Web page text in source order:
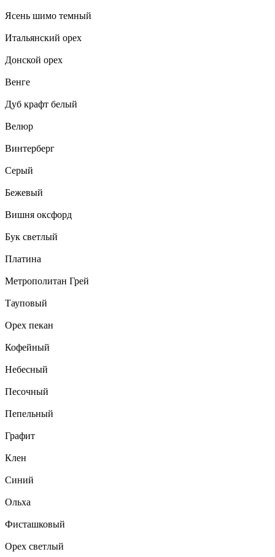
Ясень шимо темный
Итальянский орех
Донской орех
Венге
Дуб крафт белый
Велюр
Винтерберг
Серый
Бежевый
Вишня оксфорд
Бук светлый
Платина
Метрополитан Грей
Тауповый
Орех пекан
Кофейный
Небесный
Песочный
Пепельный
Графит
Клен
Синий
Ольха
Фисташковый
Орех светлый